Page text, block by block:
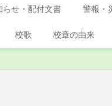
らせ・配付文書 警報・
校歌 校章の由来